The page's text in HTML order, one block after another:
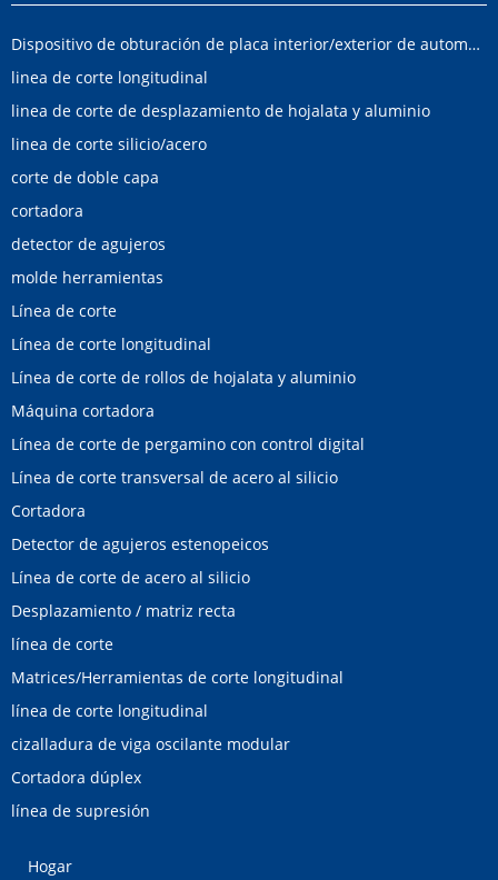
Dispositivo de obturación de placa interior/exterior de automóvil
linea de corte longitudinal
linea de corte de desplazamiento de hojalata y aluminio
linea de corte silicio/acero
corte de doble capa
cortadora
detector de agujeros
molde herramientas
Línea de corte
Línea de corte longitudinal
Línea de corte de rollos de hojalata y aluminio
Máquina cortadora
Línea de corte de pergamino con control digital
Línea de corte transversal de acero al silicio
Cortadora
Detector de agujeros estenopeicos
Línea de corte de acero al silicio
Desplazamiento / matriz recta
línea de corte
Matrices/Herramientas de corte longitudinal
línea de corte longitudinal
cizalladura de viga oscilante modular
Cortadora dúplex
línea de supresión
Hogar